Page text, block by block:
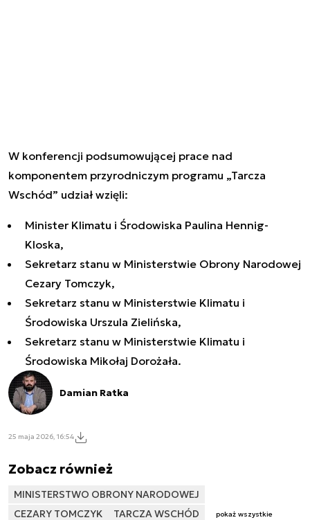
W konferencji podsumowującej prace nad
komponentem przyrodniczym programu „Tarcza
Wschód” udział wzięli:
Minister Klimatu i Środowiska Paulina Hennig-
Kloska,
Sekretarz stanu w Ministerstwie Obrony Narodowej
Cezary Tomczyk,
Sekretarz stanu w Ministerstwie Klimatu i
Środowiska Urszula Zielińska,
Sekretarz stanu w Ministerstwie Klimatu i
Środowiska Mikołaj Dorożała.
Damian Ratka
25 maja 2026, 16:54
Zobacz również
MINISTERSTWO OBRONY NARODOWEJ
CEZARY TOMCZYK
TARCZA WSCHÓD pokaż wszystkie